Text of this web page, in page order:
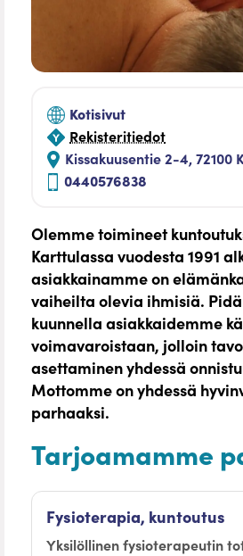
Kissakuusentie 2-4, 72100
0440576838
Kotisivut
Rekisteritiedot
Olemme toimineet
Karttulassa vuodesta 1991
asiakkainamme on
vaiheilta olevia ihmisiä.
kuunnella asiakkaidemme
voimavaroistaan, jolloin
asettaminen yhdessä
Mottomme on yhdessä
parhaaksi.
Tarjoamamme
Fysioterapia, kuntoutus
Yksilöllinen fysioterapeutin